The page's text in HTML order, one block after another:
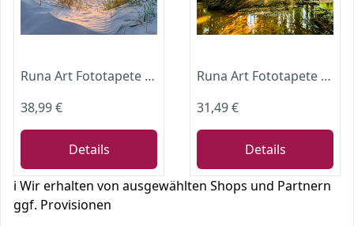
Runa Art Fototapete Strand Sonnenuntergang 352 x 250 cm Vlies Tapeten XXL Moderne Wandtapete Wohnzimmer Schlafzimmer Meer Natur 9559011a
38,99 €
Details
Runa Art Fototapete Wald Bach Modern Vlies Wohnzimmer Schlafzimmer - Made in Germany - 308 x 220 cm Grün Braun 9141010a
31,49 €
Details
ℹ️ Wir erhalten von ausgewählten Shops und Partnern
ggf. Provisionen